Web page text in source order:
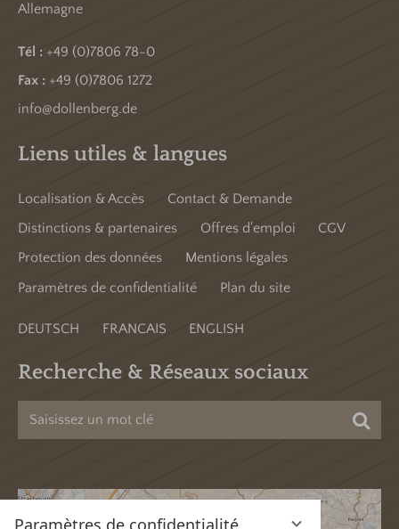
Paramètres de confidentialité
Allemagne
Tél : +49 (0)7806 78-0
Fax : +49 (0)7806 1272
info@dollenberg.de
Liens utiles & langues
Localisation & Accès
Contact & Demande
Distinctions & partenaires
Offres d'emploi
CGV
Protection des données
Mentions légales
Paramètres de confidentialité
Plan du site
DEUTSCH FRANCAIS ENGLISH
Recherche & Réseaux sociaux